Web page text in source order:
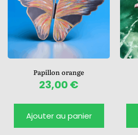
Papillon orange
23,00€
Ajouter au panier